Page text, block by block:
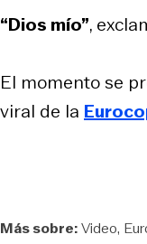
“Dios mío”,
El momento se
viral de la
Más sobre:Video